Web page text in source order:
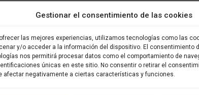
Gestionar el consentimiento de las cookies
las mejores experiencias, utilizamos tecnologías como las
y/o acceder a la información del dispositivo. El consentimiento
nos permitirá procesar datos como el comportamiento de
únicas en este sitio. No consentir o retirar el
afectar negativamente a ciertas características y funciones.
Este es un
almacenado en
brevedad
sido verificados
con garantía.
COMPRAR